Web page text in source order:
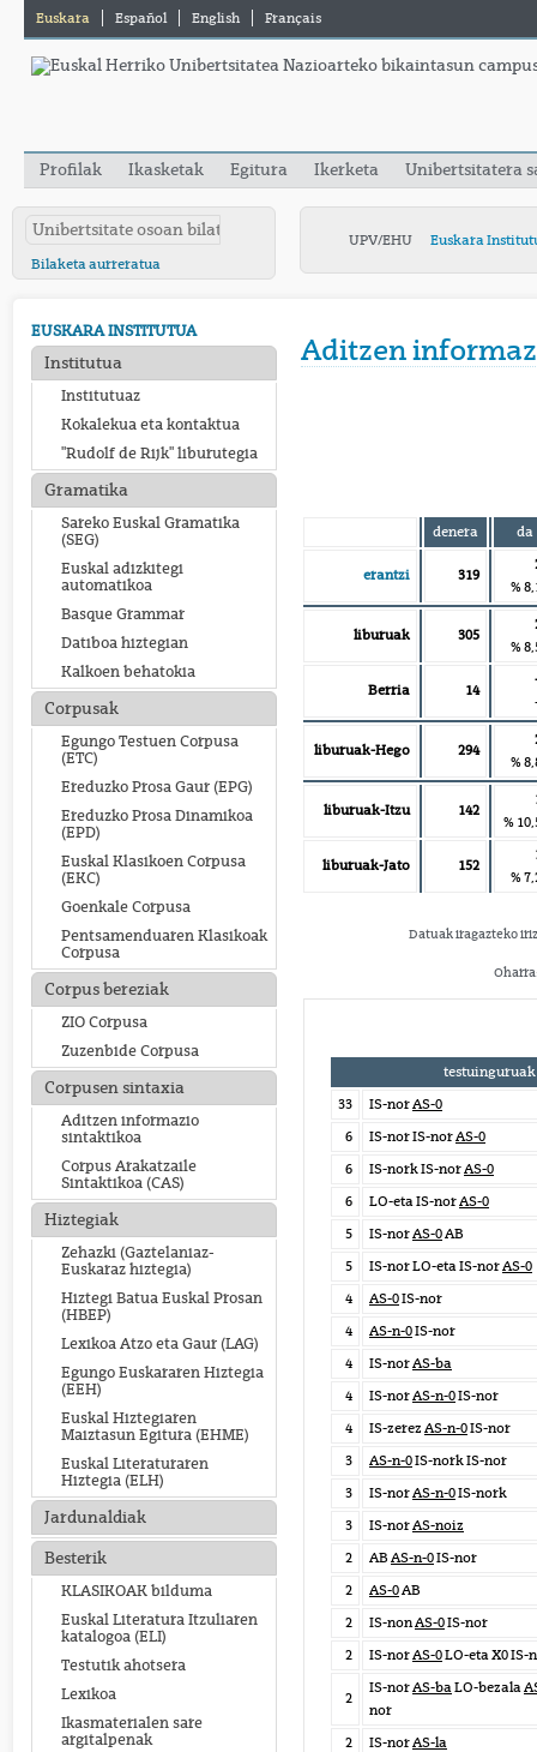
Euskara Español English Français
Profilak Ikasketak Egitura Ikerketa Unibertsitatera
Bilaketa aurreratua
UPV/EHU Euskara
EUSKARA INSTITUTUA
Institutua
Institutuaz
Kokalekua eta kontaktua
"Rudolf de Rijk" liburutegia
Gramatika
Sareko Euskal Gramatika
(SEG)
Euskal adizkitegi
automatikoa
Basque Grammar
Datiboa hiztegian
Kalkoen behatokia
Corpusak
Egungo Testuen Corpusa
(ETC)
Ereduzko Prosa Gaur (EPG)
Ereduzko Prosa Dinamikoa
(EPD)
Euskal Klasikoen Corpusa
(EKC)
Goenkale Corpusa
Pentsamenduaren Klasikoak
Corpusa
Corpus bereziak
ZIO Corpusa
Zuzenbide Corpusa
Corpusen sintaxia
Aditzen informazio
sintaktikoa
Corpus Arakatzaile
Sintaktikoa (CAS)
Hiztegiak
Zehazki (Gaztelaniaz-
Euskaraz hiztegia)
Hiztegi Batua Euskal Prosan
(HBEP)
Lexikoa Atzo eta Gaur (LAG)
Egungo Euskararen Hiztegia
(EEH)
Euskal Hiztegiaren
Maiztasun Egitura (EHME)
Euskal Literaturaren
Hiztegia (ELH)
Jardunaldiak
Besterik
KLASIKOAK bilduma
Euskal Literatura Itzuliaren
katalogoa (ELI)
Testutik ahotsera
Lexikoa
Ikasmaterialen sare
argitalpenak
Aditzen
denera da
erantzi 319
%
liburuak 305
%
Berria 14
liburuak-Hego 294
%
liburuak-Itzu 142
%
liburuak-Jato 152
%
Datuak iragazteko
testuinguruak
33
IS-norAS-0
6
IS-nor IS-norAS-0
6
IS-nork IS-norAS-0
6
LO-eta IS-norAS-0
5
IS-norAS-0AB
5
IS-nor LO-eta IS-norAS-0
4
AS-0IS-nor
4
AS-n-0IS-nor
4
IS-norAS-ba
4
IS-norAS-n-0IS-nor
4
IS-zerez AS-n-0IS-nor
3
AS-n-0IS-nork IS-nor
3
IS-norAS-n-0IS-nork
3
IS-norAS-noiz
2
AB AS-n-0IS-nor
2
AS-0AB
2
IS-nonAS-0IS-nor
2
IS-norAS-0LO-eta X0 IS-
2
IS-norAS-baLO-bezala
nor
2
IS-norAS-la